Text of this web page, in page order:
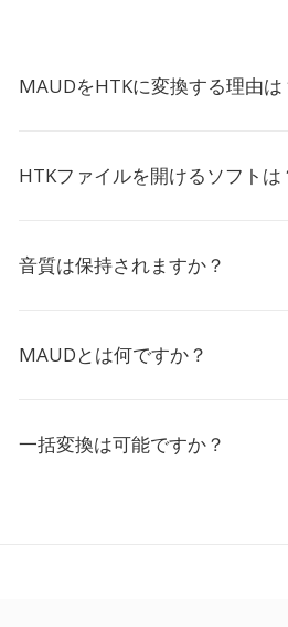
MAUDをHTKに変換する理由は
HTKファイルを開けるソフトは
音質は保持されますか？
MAUDとは何ですか？
一括変換は可能ですか？